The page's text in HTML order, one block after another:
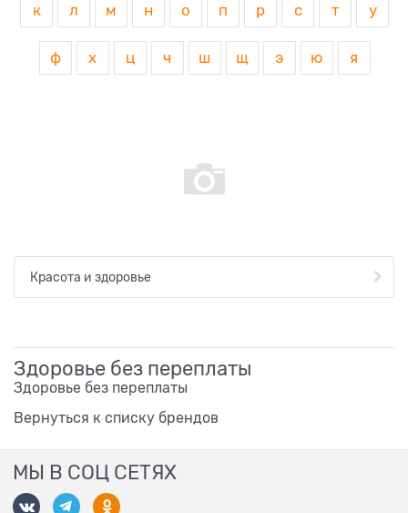
к л м н о п р с т у
ф х ц ч ш щ э ю я
Красота и здоровье
Здоровье без переплаты
Здоровье без переплаты
Вернуться к списку брендов
МЫ В СОЦ СЕТЯХ